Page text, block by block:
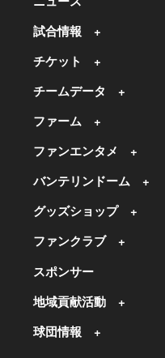
試合情報
チケット
チームデータ
ファーム
ファンエンタメ
バンテリンドーム
グッズショップ
ファンクラブ
スポンサー
地域貢献活動
球団情報